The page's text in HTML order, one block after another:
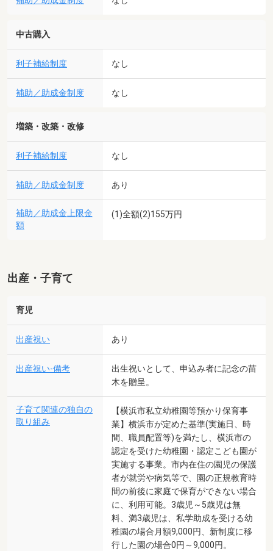
中古購入
利子補給制度 なし
補助／助成金制度 なし
増築・改築・改修
利子補給制度 なし
補助／助成金制度 あり
補助／助成金上限金
額
(1)全額(2)155万円
出産・子育て
育児
出産祝い あり
出産祝い-備考
出生祝いとして、申込み者に記念の苗
木を贈呈。
子育て関連の独自の
取り組み
【横浜市私立幼稚園等預かり保育事
業】横浜市が定めた基準(実施日、時
間、職員配置等)を満たし、横浜市の
認定を受けた幼稚園・認定こども園が
実施する事業。市内在住の園児の保護
者が就労や病気等で、園の正規教育時
間の前後に家庭で保育ができない場合
に、利用可能。3歳児～5歳児は無
料、満3歳児は、私学助成を受ける幼
稚園の場合月額9,000円、新制度に移
行した園の場合0円～9,000円。